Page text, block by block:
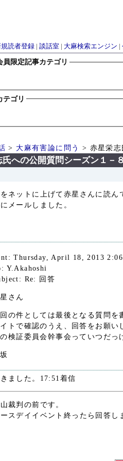
規読者登録| 談話室| 大麻検索エンジン |
員限定記事カテゴリ
テゴリ
> 大麻有害論に問う > 赤星栄志
氏への公開質問シーズン１
ネットに上げて赤星さんに読ん
メールしました。
Thursday, April 18, 2013
Y.Akahoshi
Re: 回答
さん
の件としては最後となる質問を
トで確認のうえ、回答をお願い
検証委員会幹事会っていつだっ
ました。17:51着信
裁判の前です。
スデイイベント終ったら回答し